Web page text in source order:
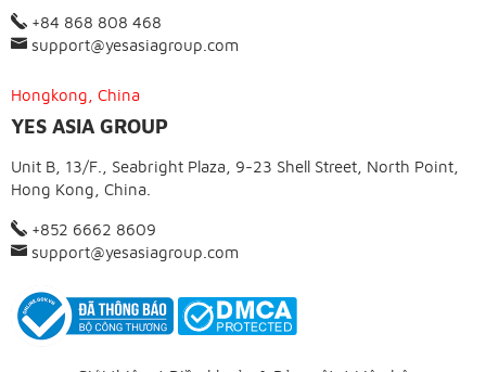
+84 868 808 468
support@yesasiagroup.com
Hongkong, China
YES ASIA GROUP
Unit B, 13/F., Seabright Plaza, 9-23 Shell Street, North Point,
Hong Kong, China.
+852 6662 8609
support@yesasiagroup.com